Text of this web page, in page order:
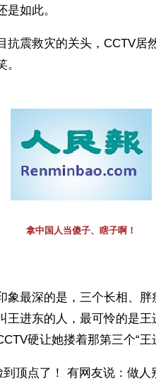
如此。
抗震救灾的关头，CCTV居
拿中国人当傻子、瞎子啊！
象最深的是，三个长相、
王进东的人，最可怜的是
硬让她搂着那第三个“王
顶点了！ 有网友说：做人